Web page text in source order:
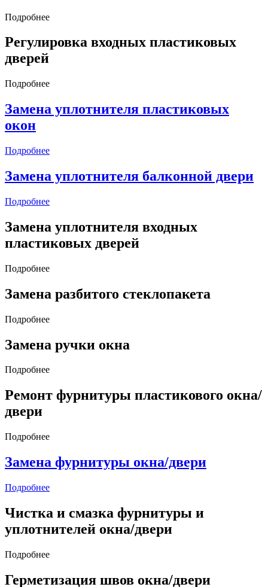
Подробнее
Регулировка входных пластиковых
дверей
Подробнее
Замена уплотнителя пластиковых
окон
Подробнее
Замена уплотнителя балконной двери
Подробнее
Замена уплотнителя входных
пластиковых дверей
Подробнее
Замена разбитого стеклопакета
Подробнее
Замена ручки окна
Подробнее
Ремонт фурнитуры пластикового окна/
двери
Подробнее
Замена фурнитуры окна/двери
Подробнее
Чистка и смазка фурнитуры и
уплотнителей окна/двери
Подробнее
Герметизация швов окна/двери